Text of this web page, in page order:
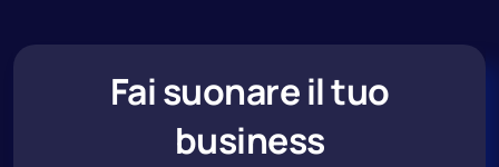
Fai suonare il tuo
business